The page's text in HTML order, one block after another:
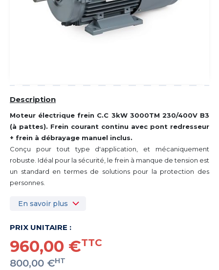
Description
Moteur électrique frein C.C 3kW 3000TM 230/400V B3
(à pattes). Frein courant continu avec pont redresseur
+ frein à débrayage manuel inclus.
Conçu pour tout type d'application, et mécaniquement
robuste. Idéal pour la sécurité, le frein à manque de tension est
un standard en termes de solutions pour la protection des
personnes.
En savoir plus
PRIX UNITAIRE :
960,00 €TTC
800,00 €HT